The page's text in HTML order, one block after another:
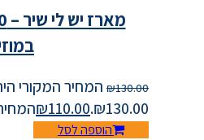
₪130.00
המחיר המקורי
₪130.00.
₪110.00 המחיר
הוספה לסל